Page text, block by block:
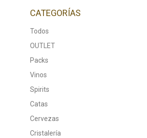
CATEGORÍAS
Todos
OUTLET
Packs
Vinos
Spirits
Catas
Cervezas
Cristalería